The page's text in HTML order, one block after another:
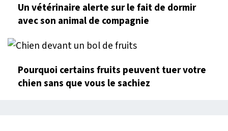
Un vétérinaire alerte sur le fait de dormir
avec son animal de compagnie
Pourquoi certains fruits peuvent tuer votre
chien sans que vous le sachiez